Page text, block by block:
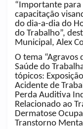
“Importante para
capacitação
do dia-a-dia do
do Trabalho”,
Municipal, Alex
O tema “Agravos
Saúde do
tópicos:
Acidente de
Perda Auditiva
Relacionado ao
Dermatose
Transtorno